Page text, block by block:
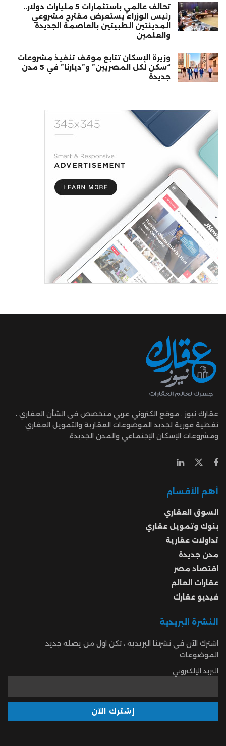
تحالف عالمي باستثمارات 5 مليارات دولار..
رئيس الوزراء يستعرض مقترح مشروعي
المدينتين الطبيتين بالعاصمة الجديدة
والعلمين
وزيرة الإسكان تتابع موقف تنفيذ مشروعات
“سكن لكل المصريين” و”ديارنا” في 5 مدن
جديدة
عقارك نيوز ، موقع الكتروني عربي متخصص في الشأن العقاري ،
تغطية فورية لجديد الموضوعات العقارية والتمويل العقاري
ومشروعات الإسكان الإجتماعي والمدن الجديدة.
أهم الأقسام
السوق العقاري
بنوك وتمويل عقاري
تداولات عقارية
مدن جديدة
اقتصاد مصر
عقارات العالم
فيديو عقارك
النشرة البريدية
اشترك الآن في نشرتنا البريدية ، تكن اول من يصله جديد
الموضوعات
البريد الإلكتروني